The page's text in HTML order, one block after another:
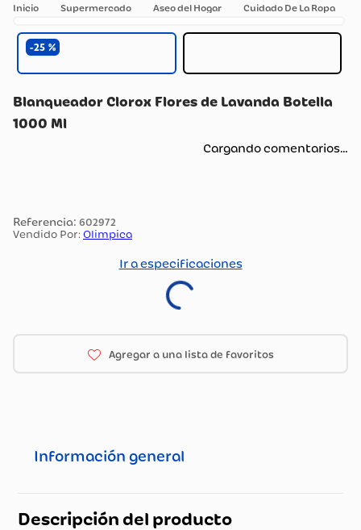
Supermercado Aseo del Hogar Cuidado De La Ropa
25
Blanqueador Clorox Flores de Lavanda Botella
1000 Ml
Cargando comentarios…
: 602972
Vendido Por: Olimpica
Ir a especificaciones
Información general
Descripción del producto